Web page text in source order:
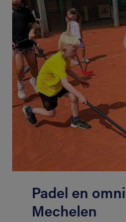
Padel en
Mechelen